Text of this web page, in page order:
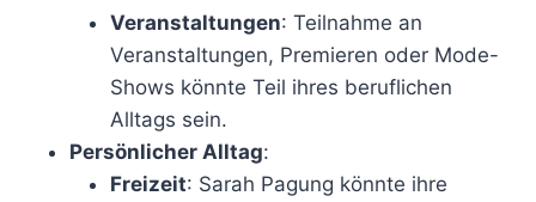
Veranstaltungen: Teilnahme an
Veranstaltungen, Premieren oder Mode-
Shows könnte Teil ihres beruflichen
Alltags sein.
Persönlicher Alltag:
Freizeit: Sarah Pagung könnte ihre